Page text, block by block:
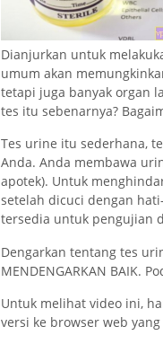
Dianjurkan untuk
umum akan
tetapi juga banyak organ
tes itu sebenarnya?
Tes urine itu sederhana,
Anda. Anda membawa
apotek). Untuk
setelah dicuci dengan
tersedia untuk pengujian
Dengarkan tentang tes
MENDENGARKAN BAIK.
Untuk melihat video ini,
versi ke browser web